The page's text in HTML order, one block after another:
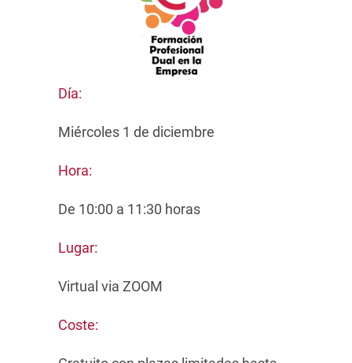
Día:
Miércoles 1 de diciembre
Hora:
De 10:00 a 11:30 horas
Lugar:
Virtual via ZOOM
Coste: